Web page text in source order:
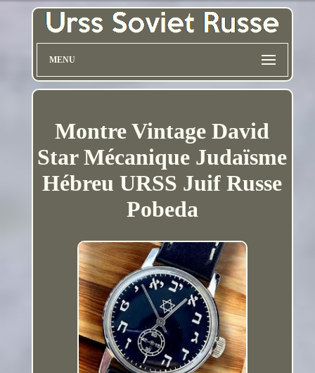
MENU
Montre Vintage David
Star Mécanique Judaïsme
Hébreu URSS Juif Russe
Pobeda